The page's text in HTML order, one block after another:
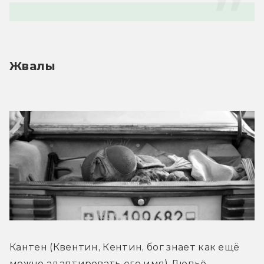
Жвалы
Кантен (Квентин, Кентин, бог знает как ещё